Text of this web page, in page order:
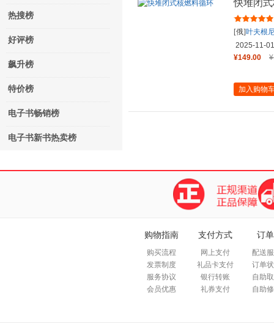
热搜榜
好评榜
飙升榜
特价榜
电子书畅销榜
电子书新书热卖榜
快堆闭
[俄]叶夫根
2025-11-01
¥149.00
加入购物
购物指南
购买流程
发票制度
服务协议
会员优惠
支付方式
网上支付
礼品卡支付
银行转账
礼券支付
订
配送
订单
自助
自助